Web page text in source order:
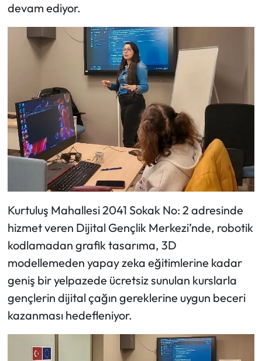
devam ediyor.
Kurtuluş Mahallesi 2041 Sokak No: 2 adresinde
hizmet veren Dijital Gençlik Merkezi’nde, robotik
kodlamadan grafik tasarıma, 3D
modellemeden yapay zeka eğitimlerine kadar
geniş bir yelpazede ücretsiz sunulan kurslarla
gençlerin dijital çağın gereklerine uygun beceri
kazanması hedefleniyor.